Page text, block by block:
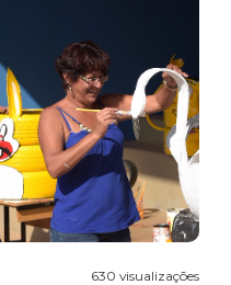
630 visualizações